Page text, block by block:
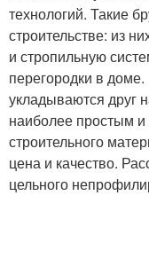
технологий. Такие
строительстве: из
и стропильную
перегородки в
укладываются друг
наиболее простым
строительного
цена и качество.
цельного